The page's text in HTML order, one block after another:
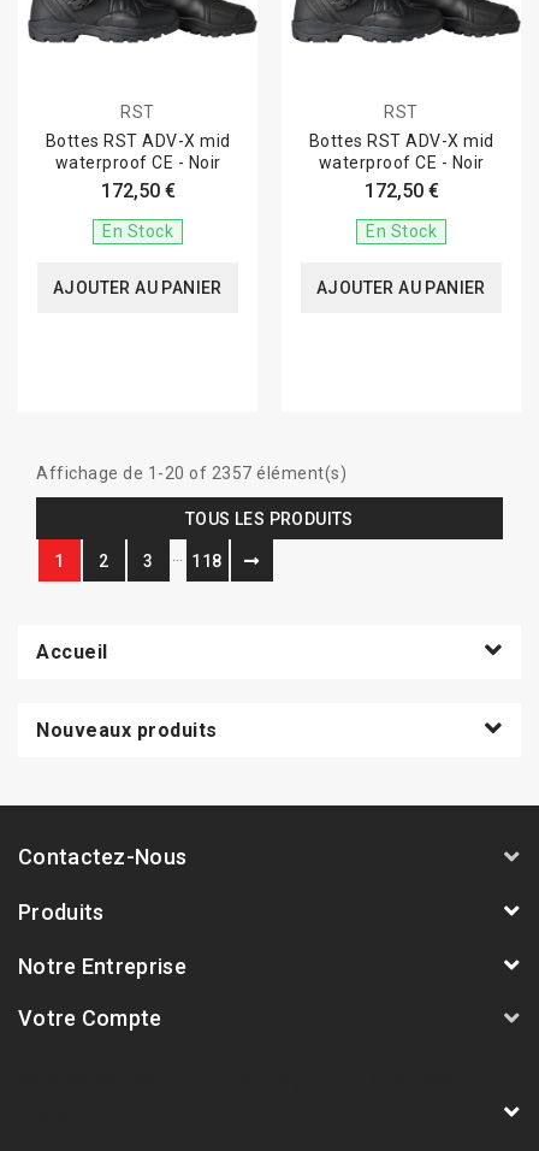
RST
Bottes RST ADV-X mid
waterproof CE - Noir
172,50 €
En Stock
AJOUTER AU PANIER
RST
Bottes RST ADV-X mid
waterproof CE - Noir
172,50 €
En Stock
AJOUTER AU PANIER
Affichage de 1-20 of 2357 élément(s)
TOUS LES PRODUITS
1 2 3 118
Accueil
Nouveaux produits
Contactez-Nous
Produits
Notre Entreprise
Votre Compte